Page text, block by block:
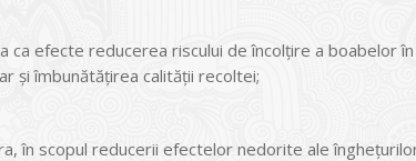
ca efecte reducerea riscului de încolţire a boabelor
şi îmbunătăţirea calităţii recoltei;
în scopul reducerii efectelor nedorite ale